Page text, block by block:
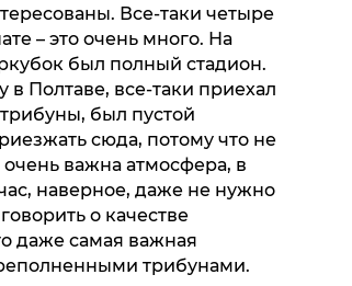
Все-таки четыре
– это очень много. На
был полный стадион.
Полтаве, все-таки приехал
был пустой
сюда, потому что не
важна атмосфера, в
наверное, даже не нужно
о качестве
даже самая важная
трибунами.